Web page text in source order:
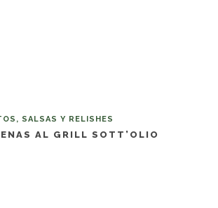
SALSAS Y RELISHES
AL GRILL SOTT’OLIO